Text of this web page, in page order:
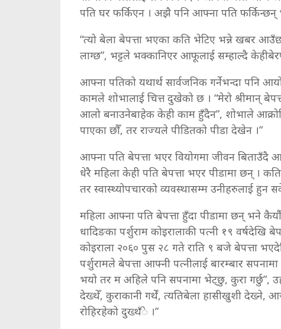
पति घर फर्किएन । अझै पनि आफ्ना पति फर्किन्छन्
“त्यो बेला बेपत्ता भएका कति भेटिए भन्ने खबर
लाग्छ”, भट्टले भक्कानिएर आफूलाई सम्हाल्दै
आफ्ना पतिको यथार्थ सार्वजनिक गर्नेभन्दा पनि
कामले शोभालाई चित्त दुखेको छ । “मेरो श्रीमान्
आलो बनाउनेबाहेक केही काम हुँदैन”, शोभाले
पाएका छौँ, तर राज्यले पीडितको पीडा देखेन ।”
आफ्ना पति बेपत्ता भएर वियोगमा जीवन बिताउँदै
धेरै महिला केही पति बेपत्ता भएर पीडामा छन् ।
तर स्वास्थ्योपचारको व्यवस्थासम्म उनीहरुलाई हुन
महिला आफ्ना पति बेपत्ता हुँदा पीडामा छन् भने
धादिङका पर्शुराम कोइरालाकी पत्नी १९ वर्षदेखि
कोइराला २०६० पुस २८ गते राति ९ बजे बेपत्ता
पर्शुरामले बेपत्ता आफ्नी पत्नीलाई बारम्बार
भयो तर म अहिले पनि सपनामा भेट्छु, कुरा गर्छु”,
देख्थेँ, कुराकानी गर्थें, त्यतिबेला हासीखुशी देख्ने,
रोहिरहेको दुख्थँे ।”